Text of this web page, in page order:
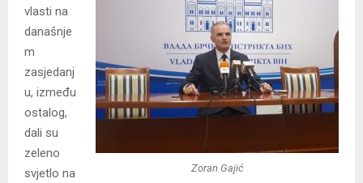
Zoran Gajić
vlasti na
današnje
m
zasjedanj
u, između
ostalog,
dali su
zeleno
svjetlo na